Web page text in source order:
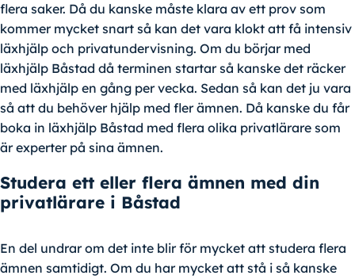
flera saker. Då du kanske måste klara av ett prov som
kommer mycket snart så kan det vara klokt att få intensiv
läxhjälp och privatundervisning. Om du börjar med
läxhjälp Båstad då terminen startar så kanske det räcker
med läxhjälp en gång per vecka. Sedan så kan det ju vara
så att du behöver hjälp med fler ämnen. Då kanske du får
boka in läxhjälp Båstad med flera olika privatlärare som
är experter på sina ämnen.
Studera ett eller flera ämnen med din
privatlärare i Båstad
En del undrar om det inte blir för mycket att studera flera
ämnen samtidigt. Om du har mycket att stå i så kanske